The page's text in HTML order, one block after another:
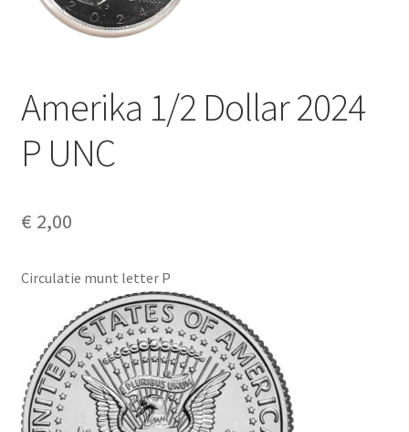
Mijn account
Privacybeleid PMH Enibas
Amerika 1/2 Dollar 2024
P UNC
€ 2,00
Circulatie munt letter P